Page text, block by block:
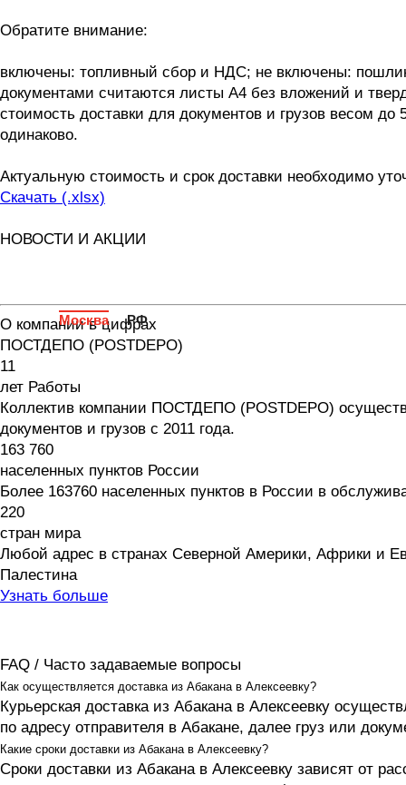
Обратите внимание:
включены: топливный сбор и НДС; не включены:
документами считаются листы А4 без вложений и
стоимость доставки для документов и грузов весом
одинаково.
Актуальную стоимость и срок доставки необходимо
Скачать (.xlsx)
НОВОСТИ И АКЦИИ
Москва РФ
О компании в цифрах
ПОСТДЕПО (POSTDEPO)
11
лет Работы
Коллектив компании ПОСТДЕПО (POSTDEPO)
документов и грузов с 2011 года.
163 760
населенных пунктов России
Более 163760 населенных пунктов в России в
220
стран мира
Любой адрес в странах Северной Америки, Африки и
Палестина
Узнать больше
FAQ / Часто задаваемые вопросы
Как осуществляется доставка из Абакана в Алексеевку?
Курьерская доставка из Абакана в Алексеевку
по адресу отправителя в Абакане, далее груз или
Какие сроки доставки из Абакана в Алексеевку?
Сроки доставки из Абакана в Алексеевку зависят от